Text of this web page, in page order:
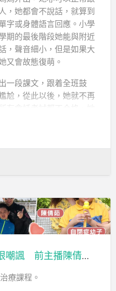
，她都會不說話，就算到
字或身體語言回應。小學
期的最後階段她能與附近
，聲音細小，但是如果大
又會故態復萌。
一段課文，跟着全班鼓
尬，從此以後，她就不再
當時媽媽及學校都不在意
總體分數。
通。媽媽有時亦很憤怒，
幼子患自閉智障受冷眼嘲諷 前主播陳倩茹辭工讀言語治療：盼兒自力更新
療課程。